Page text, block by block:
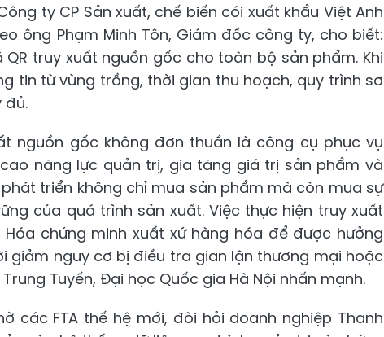
ty CP Sản xuất, chế biến cói xuất khẩu Việt Anh
ông Phạm Minh Tôn, Giám đốc công ty, cho biết:
truy xuất nguồn gốc cho toàn bộ sản phẩm. Khi
tin từ vùng trồng, thời gian thu hoạch, quy trình sơ
đủ.
nguồn gốc không đơn thuần là công cụ phục vụ
năng lực quản trị, gia tăng giá trị sản phẩm và
triển không chỉ mua sản phẩm mà còn mua sự
của quá trình sản xuất. Việc thực hiện truy xuất
chứng minh xuất xứ hàng hóa để được hưởng
giảm nguy cơ bị điều tra gian lận thương mại hoặc
Tuyến, Đại học Quốc gia Hà Nội nhấn mạnh.
các FTA thế hệ mới, đòi hỏi doanh nghiệp Thanh